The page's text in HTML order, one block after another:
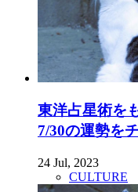
東洋占星術を
7/30の運勢を
24 Jul, 2023
CULTURE